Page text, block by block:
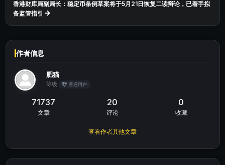
香港财库局副局长：稳定币条例草案将于5月21日恢复二读辩论，已着手拟
备监管指引
作者信息
肥猫
等级 普通用户
71737
文章
20
评论
0
收藏
查看作者其他文章